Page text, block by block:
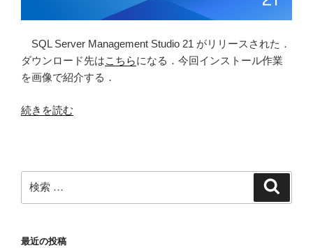
SQL Server Management Studio 21 がリリースされた．
ダウンロード先はこちらになる．今回インストール作業
を画像で紹介する．
“SQL
21
を
ス
続きを読む
索:
最近の投稿